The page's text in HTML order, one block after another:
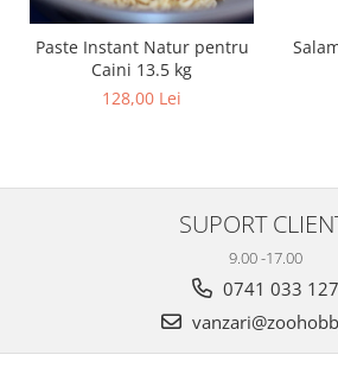
Paste Instant Natur pentru
Caini 13.5 kg
128,00 Lei
SUPORT
9.00 -17.00
0741 033 127